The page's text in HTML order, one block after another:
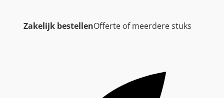
Zakelijk bestellenOfferte of meerdere stuks